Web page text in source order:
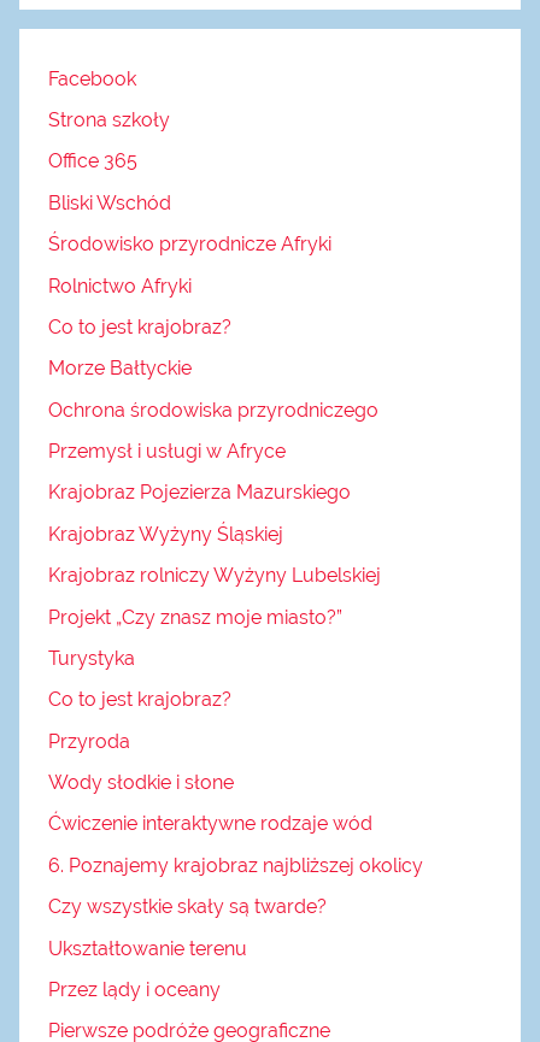
Facebook
Strona szkoły
Office 365
Bliski Wschód
Środowisko przyrodnicze Afryki
Rolnictwo Afryki
Co to jest krajobraz?
Morze Bałtyckie
Ochrona środowiska przyrodniczego
Przemysł i usługi w Afryce
Krajobraz Pojezierza Mazurskiego
Krajobraz Wyżyny Śląskiej
Krajobraz rolniczy Wyżyny Lubelskiej
Projekt „Czy znasz moje miasto?”
Turystyka
Co to jest krajobraz?
Przyroda
Wody słodkie i słone
Ćwiczenie interaktywne rodzaje wód
6. Poznajemy krajobraz najbliższej okolicy
Czy wszystkie skały są twarde?
Ukształtowanie terenu
Przez lądy i oceany
Pierwsze podróże geograficzne